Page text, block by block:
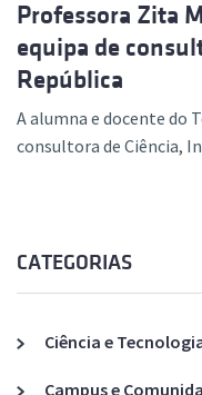
Professora Zita
equipa de
República
A alumna e docente do
consultora de Ciência,
CATEGORIAS
Ciência e
Campus e